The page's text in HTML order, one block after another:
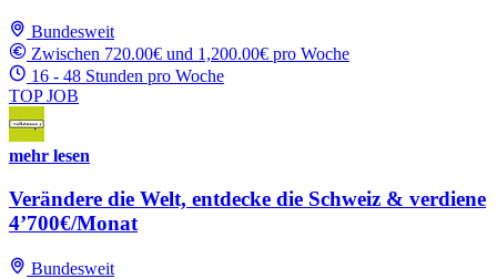
Bundesweit
Zwischen 720.00€ und 1,200.00€ pro Woche
16 - 48 Stunden pro Woche
TOP JOB
mehr lesen
Verändere die Welt, entdecke die Schweiz & verdiene
4’700€/Monat
Bundesweit